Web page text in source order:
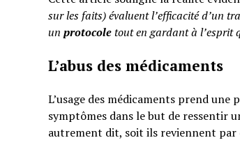
sur les faits) évaluent l’efficacité d’un
un protocoletout en gardant à l’esprit
L’abus des médicaments
L’usage des médicaments prend
symptômes dans le but de ressentir
autrement dit, soit ils reviennent par